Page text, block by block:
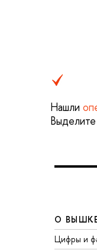
Нашли
О ВЫШКЕ
Цифры и